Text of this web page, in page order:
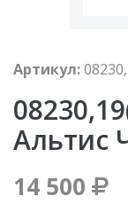
Артикул:
Альтис
14 500